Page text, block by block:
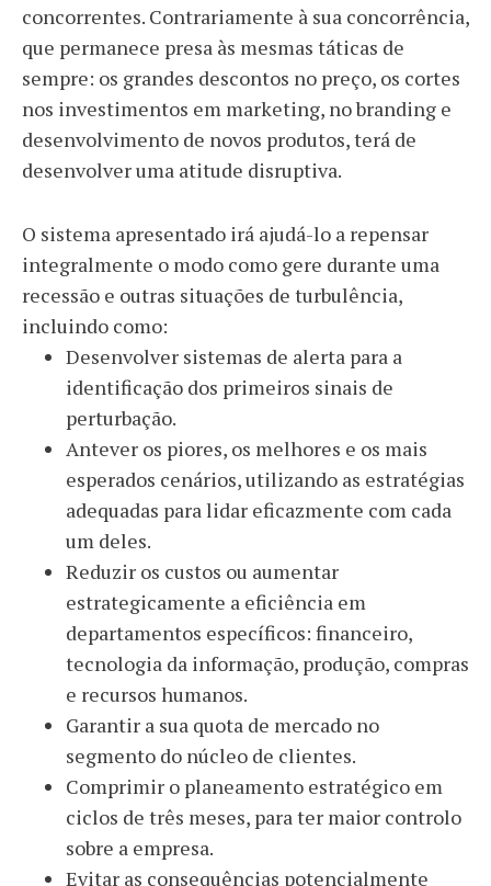
concorrentes. Contrariamente à sua concorrência,
que permanece presa às mesmas táticas de
sempre: os grandes descontos no preço, os cortes
nos investimentos em marketing, no branding e
desenvolvimento de novos produtos, terá de
desenvolver uma atitude disruptiva.
O sistema apresentado irá ajudá-lo a repensar
integralmente o modo como gere durante uma
recessão e outras situações de turbulência,
incluindo como:
Desenvolver sistemas de alerta para a
identificação dos primeiros sinais de
perturbação.
Antever os piores, os melhores e os mais
esperados cenários, utilizando as estratégias
adequadas para lidar eficazmente com cada
um deles.
Reduzir os custos ou aumentar
estrategicamente a eficiência em
departamentos específicos: financeiro,
tecnologia da informação, produção, compras
e recursos humanos.
Garantir a sua quota de mercado no
segmento do núcleo de clientes.
Comprimir o planeamento estratégico em
ciclos de três meses, para ter maior controlo
sobre a empresa.
Evitar as consequências potencialmente